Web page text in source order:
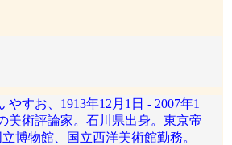
やすお、1913年12月1日 - 2007年1
美術評論家。石川県出身。東京帝
博物館、国立西洋美術館勤務。